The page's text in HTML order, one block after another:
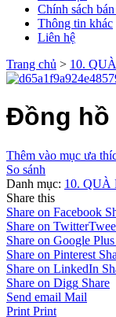
Hoàng
Chính sách
Thông tin khác
Liên hệ
Trang chủ > 10.
Đồng
Thêm vào mục ưa
So sánh
Danh mục: 10.
Share this
Share on Facebook
Share on Twitter
Share on Google Plus
Share on Pinterest
Share on LinkedIn
Share on Digg Share
Send email Mail
Print Print